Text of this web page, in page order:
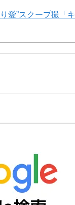
愛”スクープ撮「キ